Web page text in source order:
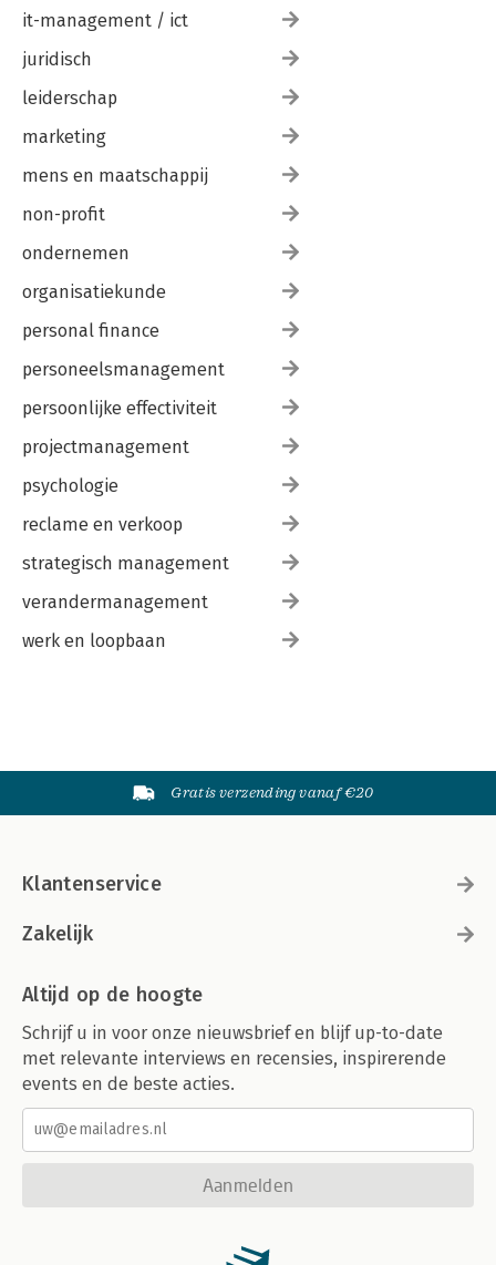
it-management / ict
juridisch
leiderschap
marketing
mens en maatschappij
non-profit
ondernemen
organisatiekunde
personal finance
personeelsmanagement
persoonlijke effectiviteit
projectmanagement
psychologie
reclame en verkoop
strategisch management
verandermanagement
werk en loopbaan
Gratis verzending vanaf €20
Klantenservice
Zakelijk
Altijd op de hoogte
Schrijf u in voor onze nieuwsbrief en blijf up-to-date
met relevante interviews en recensies, inspirerende
events en de beste acties.
Aanmelden